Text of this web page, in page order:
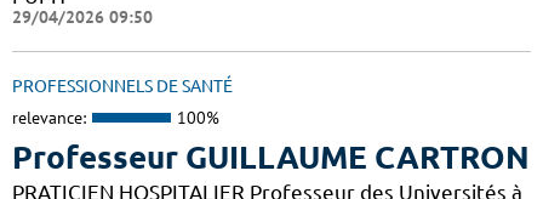
29/04/2026 09:50
PROFESSIONNELS DE SANTÉ
relevance: 100%
Professeur GUILLAUME CARTRON
PRATICIEN HOSPITALIER Professeur des Universités à